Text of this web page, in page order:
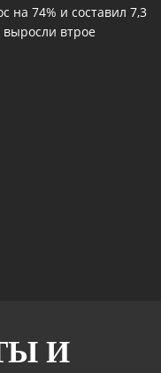
на 74% и составил 7,3
выросли втрое
И